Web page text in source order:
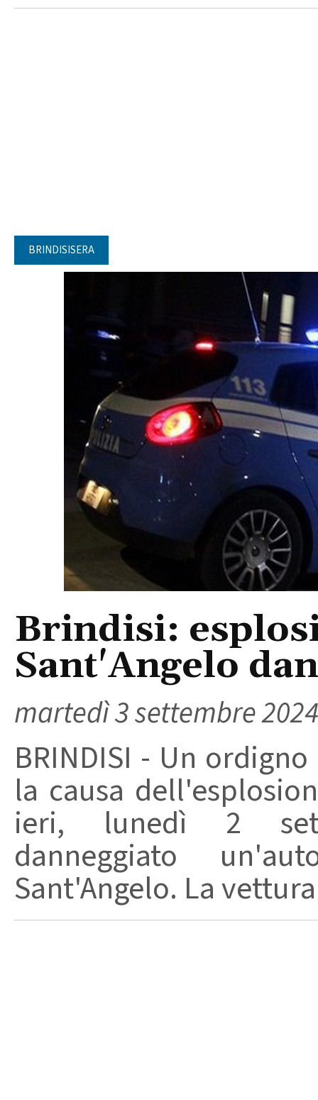
BRINDISISERA
Brindisi:
Sant'Angelo
martedì 3 settembre 2024
BRINDISI - Un
la causa
ieri, lunedì 2
danneggiato
Sant'Angelo. La